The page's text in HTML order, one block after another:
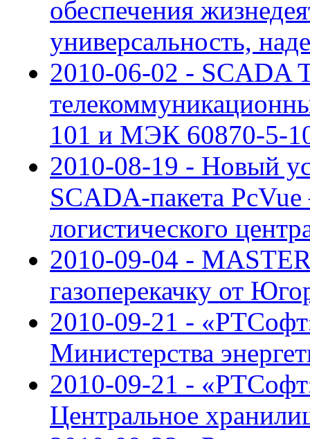
обеспечения
универсальность,
2010-06-02 - SCADA
101 и МЭК 60870-5-
2010-08-19 - Новый
SCADA-пакета PcVue
логистического
2010-09-04 -
газоперекачку от
2010-09-21 -
Министерства
2010-09-21 -
Центральное